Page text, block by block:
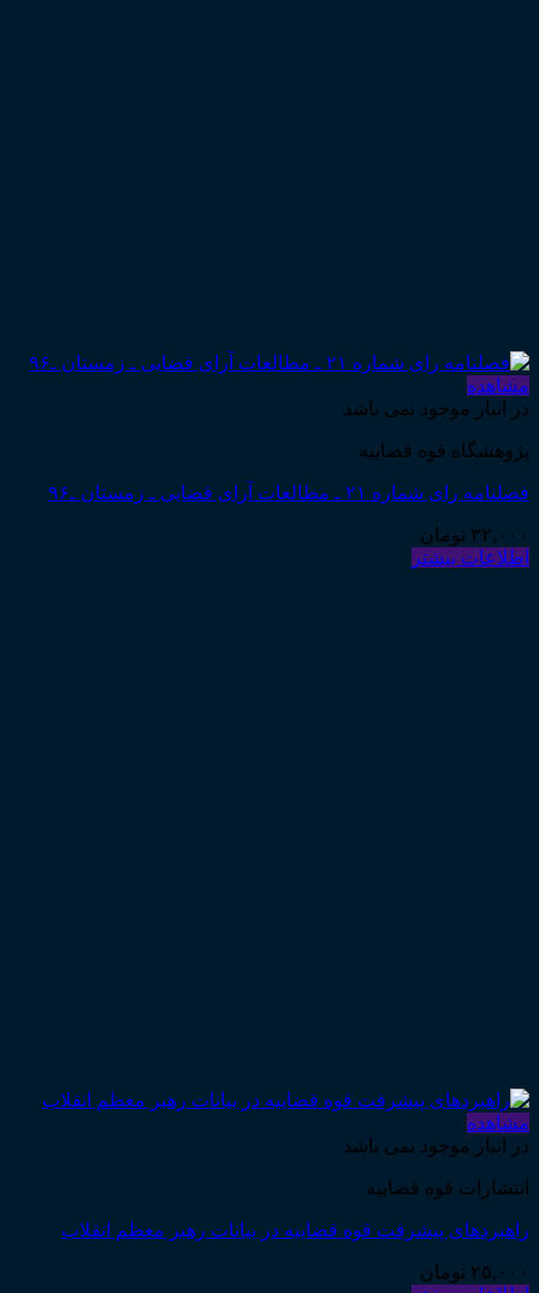
مشاهده
در انبار موجود نمی باشد
پژوهشگاه قوه قضاییه
فصلنامه رای شماره ۲۱ ـ مطالعات آرای قضایی ـ زمستان ـ۹۶
۳۲,۰۰۰ تومان
اطلاعات بیشتر
مشاهده
در انبار موجود نمی باشد
انتشارات قوه قضاییه
راهبردهای پیشرفت قوه قضاییه در بیانات رهبر معظم انقلاب
۲۵,۰۰۰ تومان